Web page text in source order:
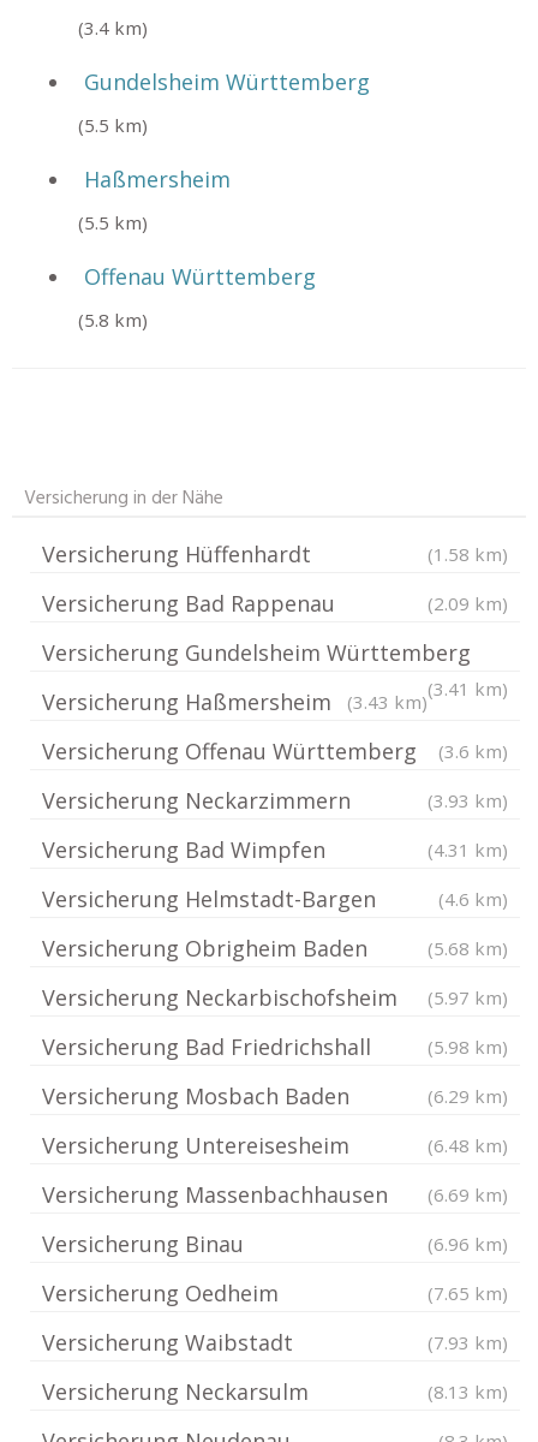
(3.4 km)
Gundelsheim Württemberg
(5.5 km)
Haßmersheim
(5.5 km)
Offenau Württemberg
(5.8 km)
Versicherung in der Nähe
Versicherung Hüffenhardt (1.58 km)
Versicherung Bad Rappenau (2.09 km)
Versicherung Gundelsheim Württemberg
(3.41 km)
Versicherung Haßmersheim (3.43 km)
Versicherung Offenau Württemberg (3.6 km)
Versicherung Neckarzimmern (3.93 km)
Versicherung Bad Wimpfen (4.31 km)
Versicherung Helmstadt-Bargen (4.6 km)
Versicherung Obrigheim Baden (5.68 km)
Versicherung Neckarbischofsheim (5.97 km)
Versicherung Bad Friedrichshall (5.98 km)
Versicherung Mosbach Baden (6.29 km)
Versicherung Untereisesheim (6.48 km)
Versicherung Massenbachhausen (6.69 km)
Versicherung Binau (6.96 km)
Versicherung Oedheim (7.65 km)
Versicherung Waibstadt (7.93 km)
Versicherung Neckarsulm (8.13 km)